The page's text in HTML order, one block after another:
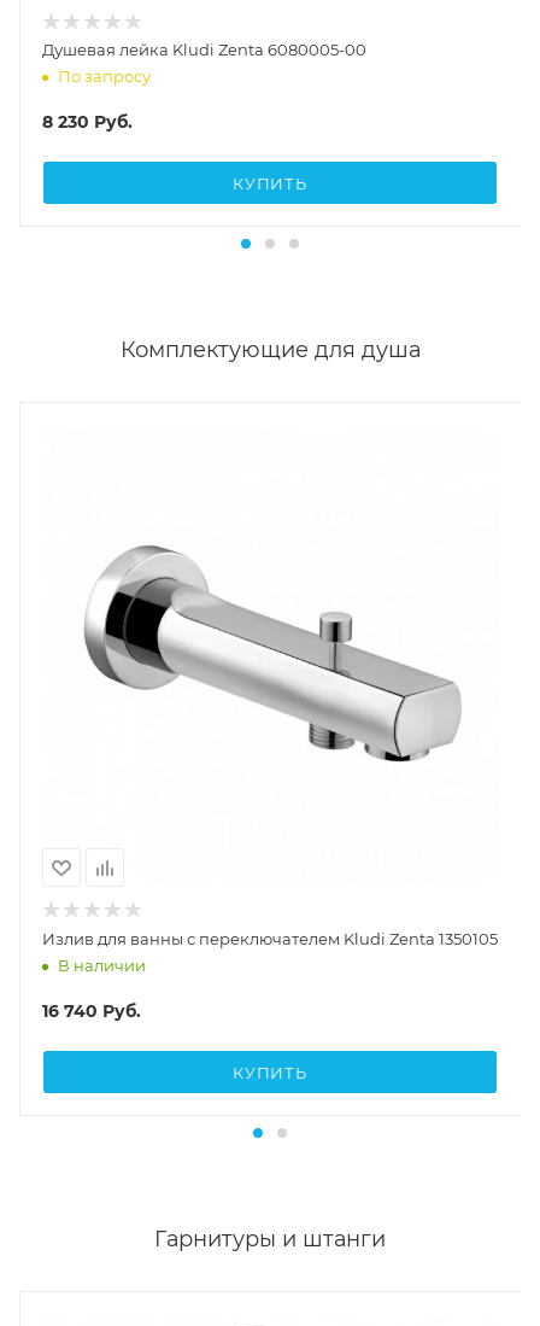
Душевая лейка Kludi Zenta 6080005-00
По запросу
8 230 Руб.
КУПИТЬ
Комплектующие для душа
Излив для ванны с переключателем Kludi Zenta 1350105
В наличии
16 740 Руб.
КУПИТЬ
Гарнитуры и штанги